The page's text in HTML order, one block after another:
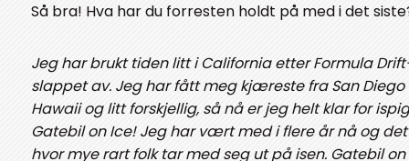
Så bra! Hva har du forresten holdt på med i det
Jeg har brukt tiden litt i California etter Formula
slappet av. Jeg har fått meg kjæreste fra San
Hawaii og litt forskjellig, så nå er jeg helt klar for
Gatebil on Ice! Jeg har vært med i flere år nå og
hvor mye rart folk tar med seg ut på isen. Gatebil